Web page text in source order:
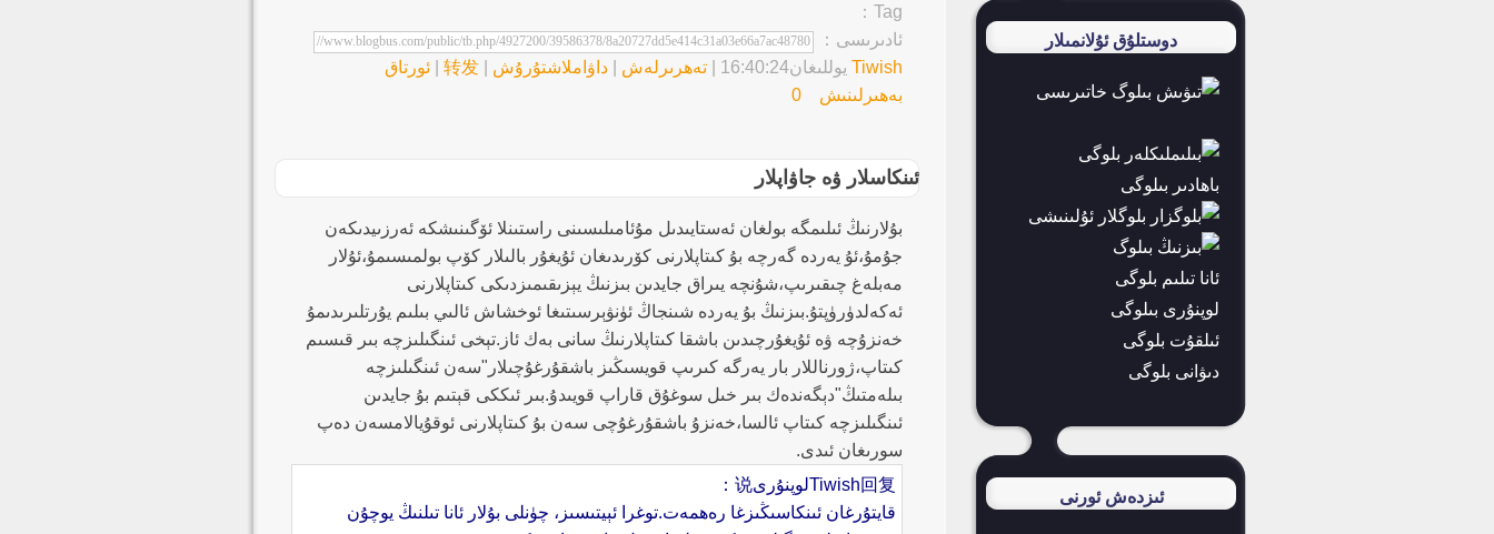
Tag：
ئادىرىسى：
Tiwish يوللىغان16:40:24 تەھرىرلەش داۋاملاشتۇرۇش 转发
ئورتاق
بەھىرلىنىش
ئىنكاسلار ۋە جاۋاپلار
بۇلارنىڭ ئىلىمگە بولغان ئەستايىدىل مۇئامىلىسىنى راستىنلا ئۆگىنىشكە ئەرزىيدىكەن
جۇمۇ،ئۇ يەردە گەرچە بۇ كىتاپلارنى كۆرىدىغان ئۇيغۇر بالىلار كۆپ بولمىسىمۇ،ئۇلار
مەبلەغ چىقىرىپ،شۇنچە يىراق جايدىن بىزنىڭ يېزىقىمىزدىكى كىتاپلارنى
ئەكەلدۈرۈپتۇ.بىزنىڭ بۇ يەردە شىنجاڭ ئۈنۋېرسىتىغا ئوخشاش ئالىي بىلىم يۇرتلىرىدىمۇ
خەنزۇچە ۋە ئۇيغۇرچىدىن باشقا كىتاپلارنىڭ سانى بەك ئاز.تېخى ئىنگىلىزچە بىر قىسىم
كىتاپ،ژورناللار بار يەرگە كىرىپ قويسىڭىز باشقۇرغۇچىلار"سەن ئىنگىلىزچە
بىلەمتىڭ"دېگەندەك بىر خىل سوغۇق قاراپ قويىدۇ.بىر ئىككى قېتىم بۇ جايدىن
ئىنگىلىزچە كىتاپ ئالسا،خەنزۇ باشقۇرغۇچى سەن بۇ كىتاپلارنى ئوقۇيالامسەن دەپ
سورىغان ئىدى.
Tiwish回复 لوپنۇرى说：
قايتۇرغان ئىنكاسىڭىزغا رەھمەت.توغرا ئېيتىسىز، چۈنلى بۇلار ئانا تىلنىڭ يوچۇن
دوستلۇق ئۇلانمىلار
باھادىر بىلوگى
ئانا تىلىم بلوگى
لوپنۇرى بىلوگى
ئىلقۇت بلوگى
دىۋانى بلوگى
ئىزدەش ئورنى